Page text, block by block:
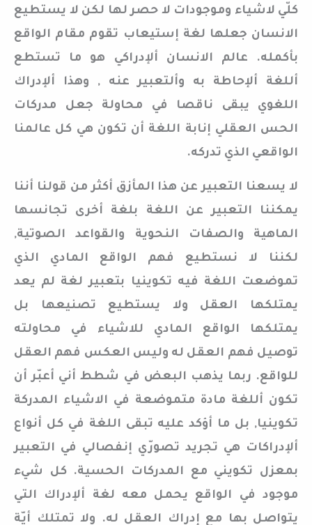
كلّي لاشياء وموجودات لا حصر لها لكن لا يستطيع
الانسان جعلها لغة إستيعاب تقوم مقام الواقع
بأكمله. عالم الانسان ألإدراكي هو ما تستطع
أللغة ألإحاطة به وألتعبير عنه , وهذا ألإدراك
اللغوي يبقى ناقصا في محاولة جعل مدركات
الحس العقلي إنابة اللغة أن تكون هي كل عالمنا
الواقعي الذي تدركه.
لا يسعنا التعبير عن هذا المأزق أكثر من قولنا أننا
يمكننا التعبير عن اللغة بلغة أخرى تجانسها
الماهية والصفات النحوية والقواعد الصوتية,
لكننا لا نستطيع فهم الواقع المادي الذي
تموضعت اللغة فيه تكوينيا بتعبير لغة لم يعد
يمتلكها العقل ولا يستطيع تصنيعها بل
يمتلكها الواقع المادي للاشياء في محاولته
توصيل فهم العقل له وليس العكس فهم العقل
للواقع. ربما يذهب البعض في شطط أني أعبّر أن
تكون أللغة مادة متموضعة في الاشياء المدركة
تكوينيا, بل ما أؤكد عليه تبقى اللغة في كل أنواع
ألإدراكات هي تجريد تصورّي إنفصالي في التعبير
بمعزل تكويني مع المدركات الحسية. كل شيء
موجود في الواقع يحمل معه لغة ألإدراك التي
يتواصل بها مع إدراك العقل له. ولا تمتلك أيّة